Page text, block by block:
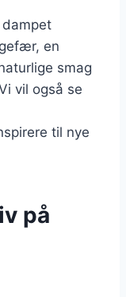
en
smag
vil også se
til nye
på